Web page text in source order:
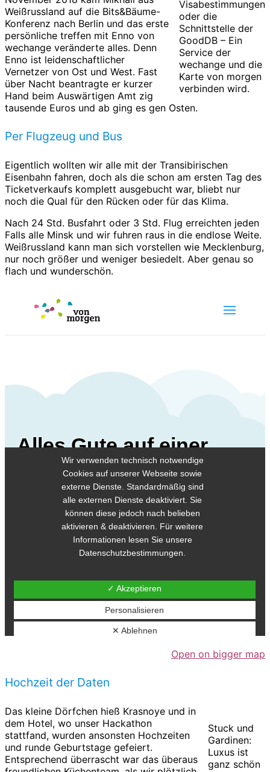
Visabestimmungen
oder die
Schnittstelle der
GoodDB – Ein
Service der
wechange und die
Karte von morgen
verbinden wird.
Weißrussland auf die Bits&Bäume-
Konferenz nach Berlin und das erste
persönliche treffen mit Enno von
wechange veränderte alles. Denn
Enno ist leidenschaftlicher
Vernetzer von Ost und West. Fast
über Nacht beantragte er kurzer
Hand beim Auswärtigen Amt zig
tausende Euros und ab ging es gen Osten.
Per Flugzeug und Bus
Eigentlich wollten wir alle mit der Transibirischen
Eisenbahn fahren, doch als die schon am ersten Tag des
Ticketverkaufs komplett ausgebucht war, bliebt nur
noch die Qual für den Rücken oder für das Klima.
Nach 24 Std. Busfahrt oder 3 Std. Flug erreichten jeden
Falls alle Minsk und wir fuhren raus in die endlose Weite.
Weißrussland kann man sich vorstellen wie Mecklenburg,
nur noch größer und weniger besiedelt. Aber genau so
flach und wunderschön.
Open on bigger map
Hochzeit der Daten
Stuck und
Gardinen:
Luxus ist
ganz schön
Das kleine Dörfchen hieß Krasnoye und in
dem Hotel, wo unser Hackathon
stattfand, wurden ansonsten Hochzeiten
und runde Geburtstage gefeiert.
Entsprechend überrascht war das überaus